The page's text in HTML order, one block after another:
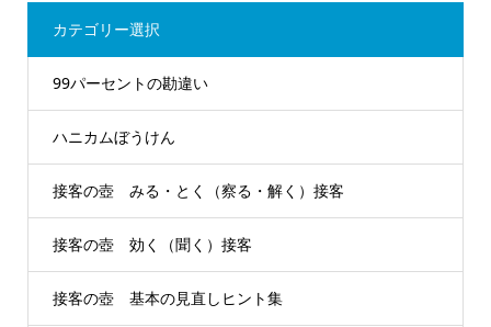
カテゴリー選択
99パーセントの勘違い
ハニカムぼうけん
接客の壺 みる・とく（察る・解く）接客
接客の壺 効く（聞く）接客
接客の壺 基本の見直しヒント集